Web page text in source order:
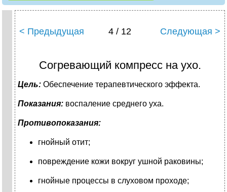
< Предыдущая 4 / 12 Следующая >
Согревающий компресс на ухо.
Цель: Обеспечение терапевтического эффекта.
Показания: воспаление среднего уха.
Противопоказания:
гнойный отит;
повреждение кожи вокруг ушной раковины;
гнойные процессы в слуховом проходе;